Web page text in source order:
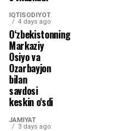
IQTISODIYOT
4 days ago
O‘zbekistonning
Markaziy
Osiyo va
Ozarbayjon
bilan
savdosi
keskin o‘sdi
JAMIYAT
3 days ago